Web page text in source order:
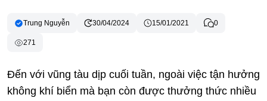
Trung Nguyễn 30/04/2024 15/01/2021 0
271
Đến với vũng tàu dịp cuối tuần, ngoài việc tận hưởng
không khí biển mà bạn còn được thưởng thức nhiều